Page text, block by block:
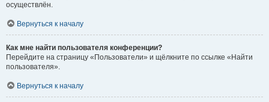
осуществлён.
Вернуться к началу
Как мне найти пользователя конференции?
Перейдите на страницу «Пользователи» и щёлкните по ссылке «Найти
пользователя».
Вернуться к началу